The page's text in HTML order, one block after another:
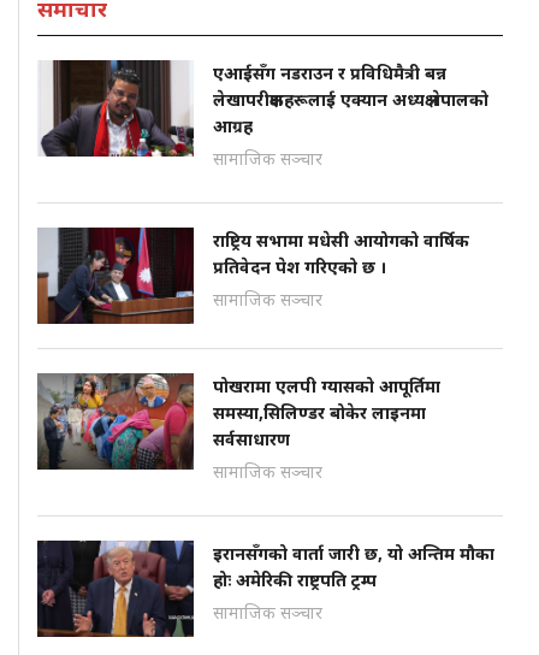
समाचार
एआईसँग नडराउन र प्रविधिमैत्री बन्न
लेखापरीक्षकहरूलाई एक्यान अध्यक्ष नेपालको
आग्रह
सामाजिक सञ्चार
राष्ट्रिय सभामा मधेसी आयोगको वार्षिक
प्रतिवेदन पेश गरिएको छ ।
सामाजिक सञ्चार
पोखरामा एलपी ग्यासको आपूर्तिमा
समस्या,सिलिण्डर बोकेर लाइनमा
सर्वसाधारण
सामाजिक सञ्चार
इरानसँगको वार्ता जारी छ, यो अन्तिम मौका
होः अमेरिकी राष्ट्रपति ट्रम्प
सामाजिक सञ्चार